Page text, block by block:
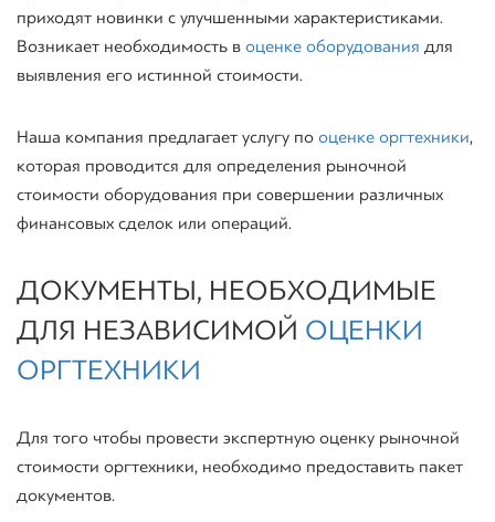
приходят новинки с улучшенными характеристиками.
Возникает необходимость в оценке оборудования для
выявления его истинной стоимости.
Наша компания предлагает услугу по оценке оргтехники,
которая проводится для определения рыночной
стоимости оборудования при совершении различных
финансовых сделок или операций.
ДОКУМЕНТЫ, НЕОБХОДИМЫЕ
ДЛЯ НЕЗАВИСИМОЙ ОЦЕНКИ
ОРГТЕХНИКИ
Для того чтобы провести экспертную оценку рыночной
стоимости оргтехники, необходимо предоставить пакет
документов.